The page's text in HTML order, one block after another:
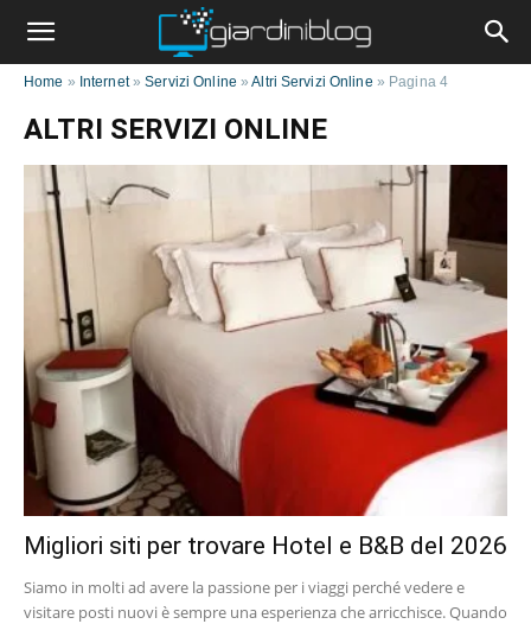
Home » Internet»Servizi Online »Altri Servizi Online » Pagina 4
ALTRI SERVIZI ONLINE
Migliori siti per trovare Hotel e B&B del 2026
Siamo in molti ad avere la passione per i viaggi perché vedere e
visitare posti nuovi è sempre una esperienza che arricchisce. Quando